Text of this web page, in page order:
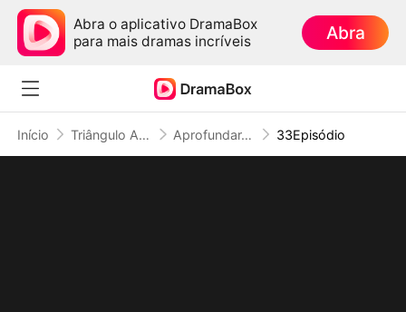
Abra o aplicativo DramaBox
para mais dramas incríveis
Abra
Início Triângulo Amoroso Aprofundar-se no Amor por Um Malandro de Terno 33Episódio